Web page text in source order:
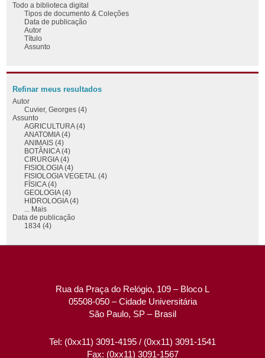
Todo a biblioteca digital
Tipos de documento & Coleções
Data de publicação
Autor
Título
Assunto
Refinar meus resultados
Autor
Cuvier, Georges (4)
Assunto
AGRICULTURA (4)
ANATOMIA (4)
ANIMAIS (4)
BOTÂNICA (4)
CIRURGIA (4)
FISIOLOGIA (4)
FISIOLOGIA VEGETAL (4)
FÍSICA (4)
GEOLOGIA (4)
HIDROLOGIA (4)
... Mais
Data de publicação
1834 (4)
Rua da Praça do Relógio, 109 – Bloco L
05508-050 – Cidade Universitária
São Paulo, SP – Brasil
Tel: (0xx11) 3091-4195 / (0xx11) 3091-1541
Fax: (0xx11) 3091-1567